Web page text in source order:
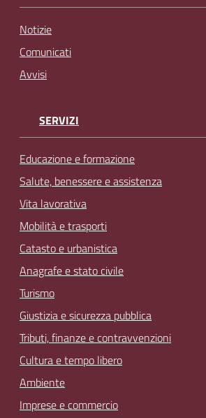
Notizie
Comunicati
Avvisi
SERVIZI
Educazione e formazione
Salute, benessere e assistenza
Vita lavorativa
Mobilità e trasporti
Catasto e urbanistica
Anagrafe e stato civile
Turismo
Giustizia e sicurezza pubblica
Tributi, finanze e contravvenzioni
Cultura e tempo libero
Ambiente
Imprese e commercio